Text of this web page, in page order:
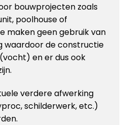
bouwprojecten zoals
poolhouse of
maken geen gebruik van
waardoor de constructie
en er dus ook
verdere afwerking
schilderwerk, etc.)